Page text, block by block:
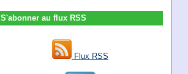
S'abonner au flux RSS
Flux RSS